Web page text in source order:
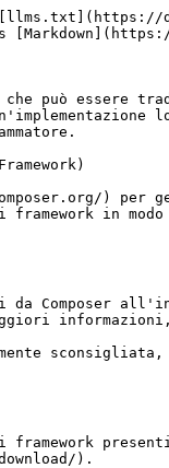
che può essere
) per
in
da Composer
sconsigliata,
framework
).